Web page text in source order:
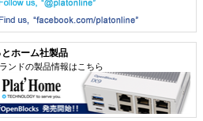
ホーム社製品
ンドの製品情報はこちら